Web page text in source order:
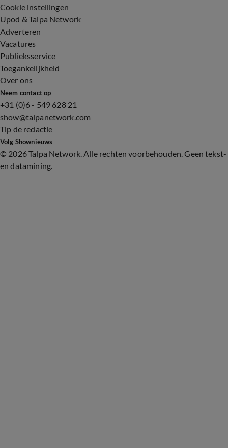
Cookie instellingen
Upod & Talpa Network
Adverteren
Vacatures
Publieksservice
Toegankelijkheid
Over ons
Neem contact op
+31 (0)6 - 549 628 21
show@talpanetwork.com
Tip de redactie
Volg Shownieuws
© 2026 Talpa Network. Alle rechten voorbehouden. Geen tekst-
en datamining.